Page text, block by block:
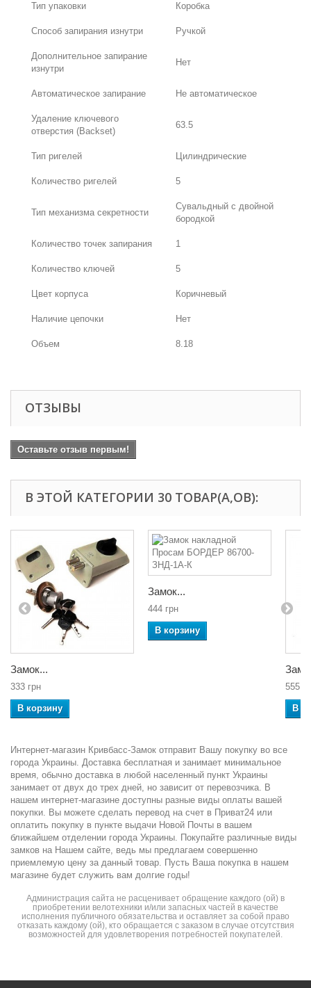
Тип упаковки Коробка
Способ запирания изнутри Ручкой
Дополнительное запирание
изнутри
Нет
Автоматическое запирание Не автоматическое
Удаление ключевого
отверстия (Backset)
63.5
Тип ригелей Цилиндрические
Количество ригелей 5
Тип механизма секретности
Сувальдный с двойной
бородкой
Количество точек запирания 1
Количество ключей 5
Цвет корпуса Коричневый
Наличие цепочки Нет
Объем 8.18
ОТЗЫВЫ
Оставьте отзыв первым!
В ЭТОЙ КАТЕГОРИИ 30 ТОВАР(А,ОВ):
Замок...
333 грн
В корзину
Замок...
444 грн
В корзину
555
В
Интернет-магазин Кривбасс-Замок отправит Вашу покупку во все
города Украины. Доставка бесплатная и занимает минимальное
время, обычно доставка в любой населенный пункт Украины
занимает от двух до трех дней, но зависит от перевозчика. В
нашем интернет-магазине доступны разные виды оплаты вашей
покупки. Вы можете сделать перевод на счет в Приват24 или
оплатить покупку в пункте выдачи Новой Почты в вашем
ближайшем отделении города Украины. Покупайте различные виды
замков на Нашем сайте, ведь мы предлагаем совершенно
приемлемую цену за данный товар. Пусть Ваша покупка в нашем
магазине будет служить вам долгие годы!
Администрация сайта не расценивает обращение каждого (ой) в
приобретении велотехники и/или запасных частей в качестве
исполнения публичного обязательства и оставляет за собой право
отказать каждому (ой), кто обращается с заказом в случае отсутствия
возможностей для удовлетворения потребностей покупателей.